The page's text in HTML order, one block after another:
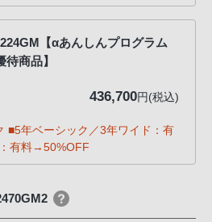
【αあんしんプログラム
待商品】
436,700円(税込)
■5年ベーシック／3年ワイド：有
有料→50%OFF